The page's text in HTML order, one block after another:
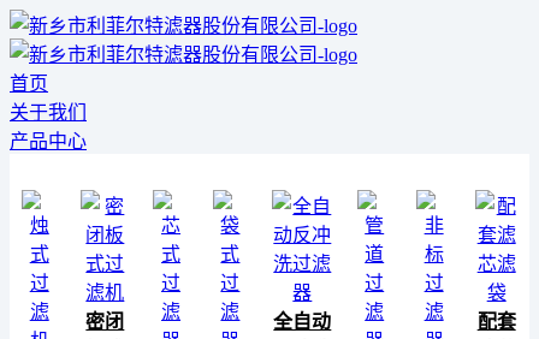
首页
关于我们
产品中心
密闭
全自动
配套